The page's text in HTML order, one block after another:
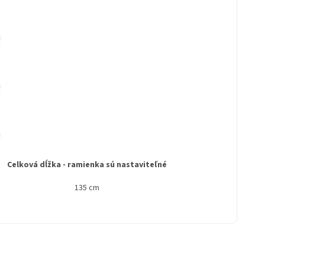
Celková dĺžka - ramienka sú nastaviteľné
135 cm